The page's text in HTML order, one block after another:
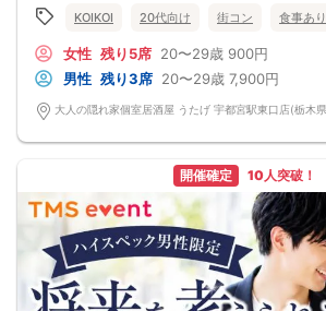
KOIKOI 20代向け 街コン 食事あり
女性 残り5席 20〜29歳 900円
男性 残り3席 20〜29歳 7,900円
開催確定 10人突破！